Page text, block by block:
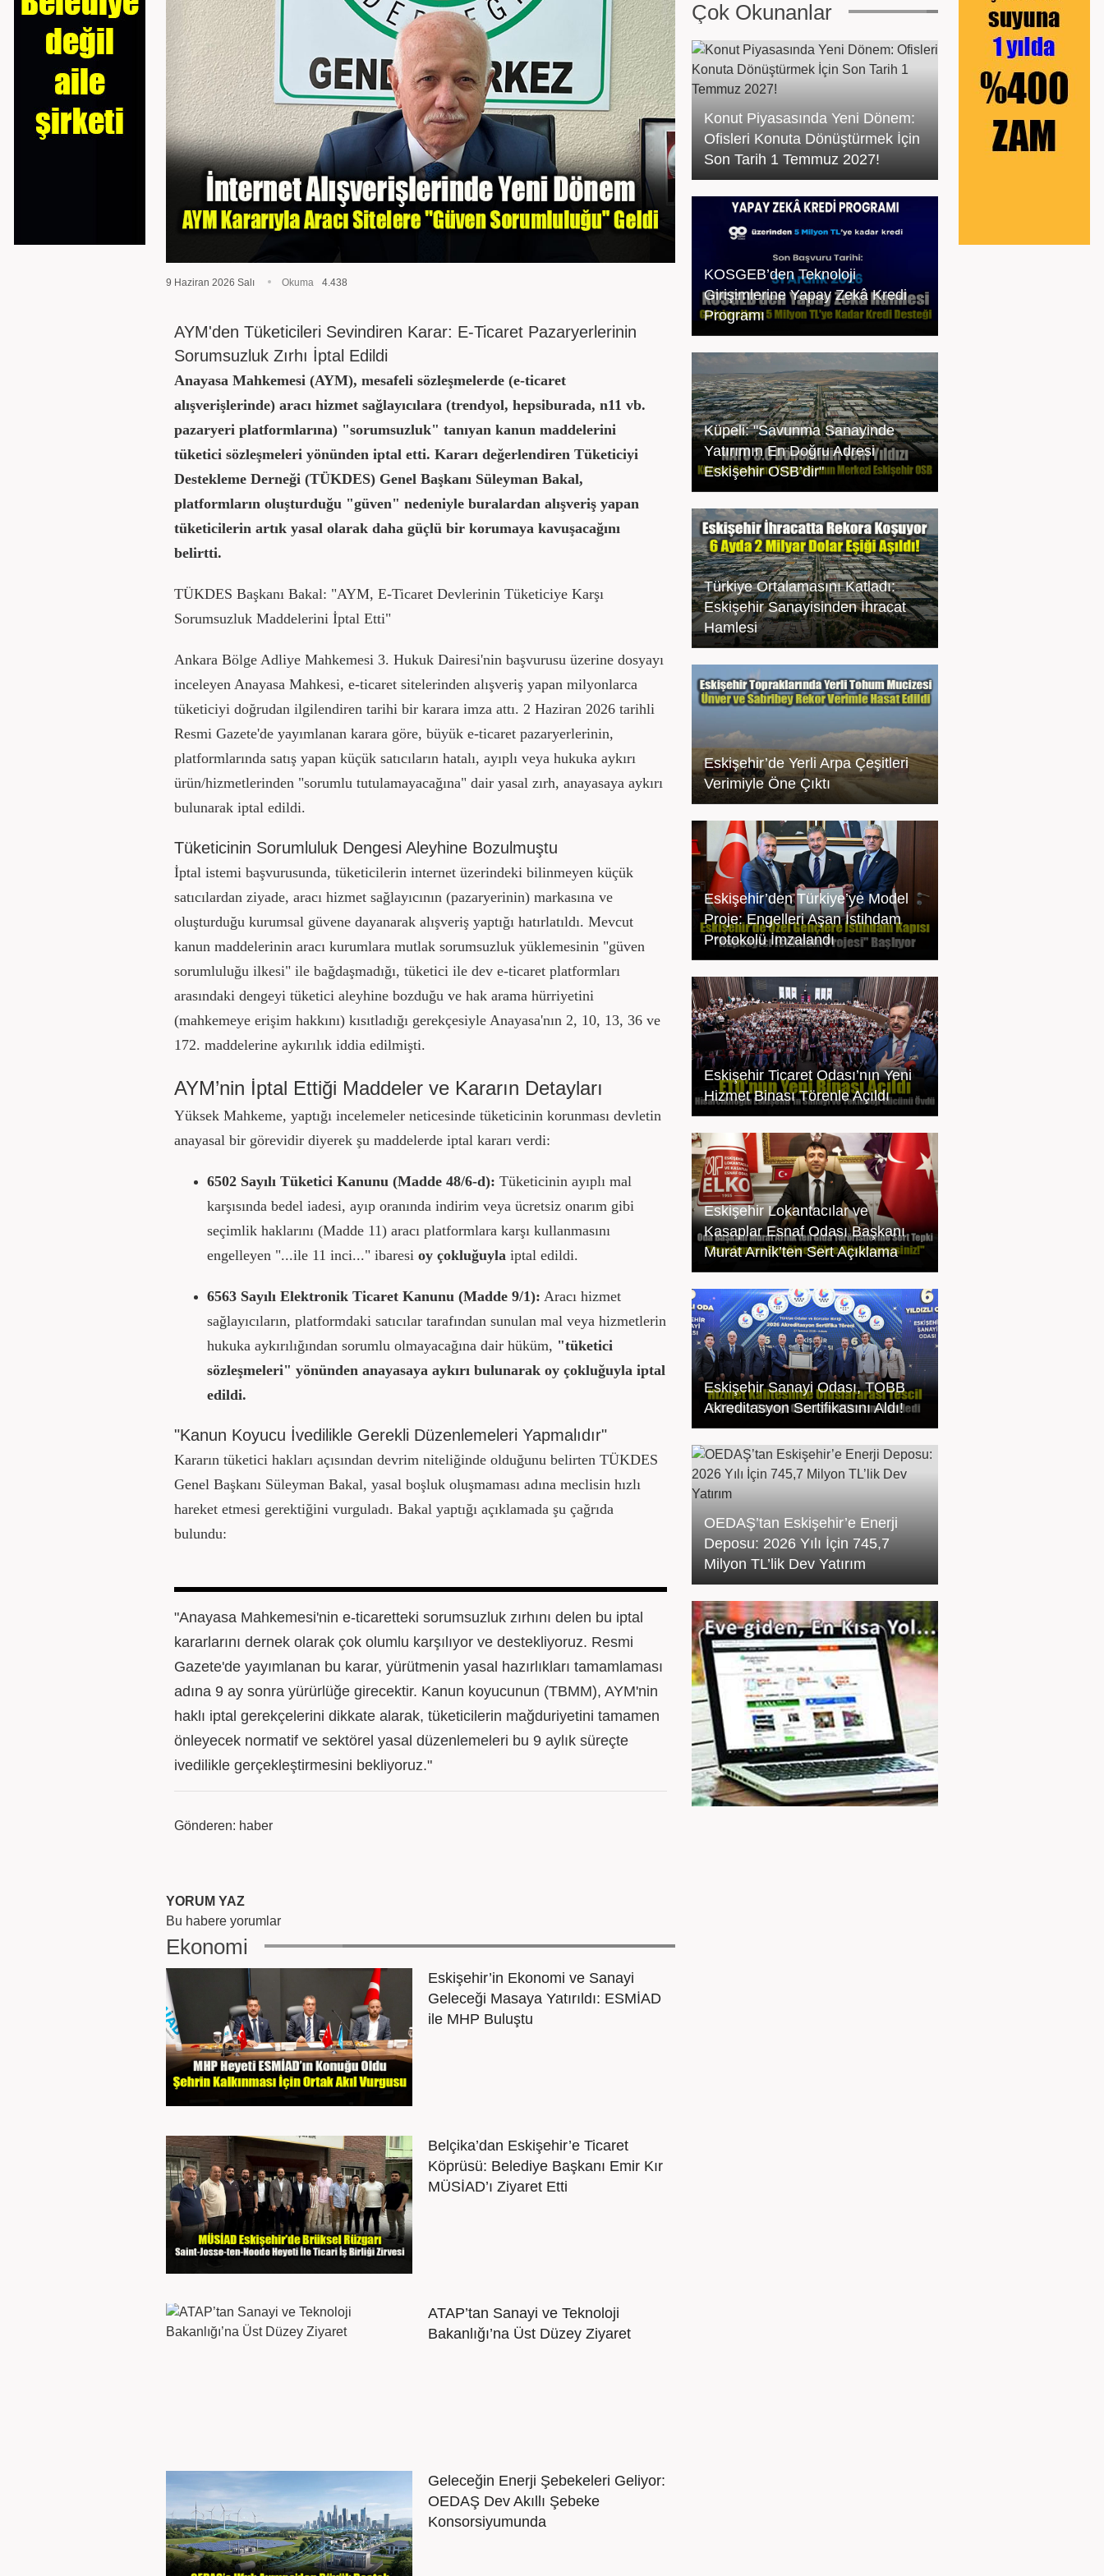
9 Haziran 2026 Salı Okuma 4.438
AYM'den Tüketicileri Sevindiren Karar: E-Ticaret Pazaryerlerinin
Sorumsuzluk Zırhı İptal Edildi
Anayasa Mahkemesi (AYM), mesafeli sözleşmelerde (e-ticaret
alışverişlerinde) aracı hizmet sağlayıcılara (trendyol, hepsiburada, n11 vb.
pazaryeri platformlarına) "sorumsuzluk" tanıyan kanun maddelerini
tüketici sözleşmeleri yönünden iptal etti. Kararı değerlendiren Tüketiciyi
Destekleme Derneği (TÜKDES) Genel Başkanı Süleyman Bakal,
platformların oluşturduğu "güven" nedeniyle buralardan alışveriş yapan
tüketicilerin artık yasal olarak daha güçlü bir korumaya kavuşacağını
belirtti.
TÜKDES Başkanı Bakal: "AYM, E-Ticaret Devlerinin Tüketiciye Karşı
Sorumsuzluk Maddelerini İptal Etti"
Ankara Bölge Adliye Mahkemesi 3. Hukuk Dairesi'nin başvurusu üzerine dosyayı
inceleyen Anayasa Mahkesi, e-ticaret sitelerinden alışveriş yapan milyonlarca
tüketiciyi doğrudan ilgilendiren tarihi bir karara imza attı. 2 Haziran 2026 tarihli
Resmi Gazete'de yayımlanan karara göre, büyük e-ticaret pazaryerlerinin,
platformlarında satış yapan küçük satıcıların hatalı, ayıplı veya hukuka aykırı
ürün/hizmetlerinden "sorumlu tutulamayacağına" dair yasal zırh, anayasaya aykırı
bulunarak iptal edildi.
Tüketicinin Sorumluluk Dengesi Aleyhine Bozulmuştu
İptal istemi başvurusunda, tüketicilerin internet üzerindeki bilinmeyen küçük
satıcılardan ziyade, aracı hizmet sağlayıcının (pazaryerinin) markasına ve
oluşturduğu kurumsal güvene dayanarak alışveriş yaptığı hatırlatıldı. Mevcut
kanun maddelerinin aracı kurumlara mutlak sorumsuzluk yüklemesinin "güven
sorumluluğu ilkesi" ile bağdaşmadığı, tüketici ile dev e-ticaret platformları
arasındaki dengeyi tüketici aleyhine bozduğu ve hak arama hürriyetini
(mahkemeye erişim hakkını) kısıtladığı gerekçesiyle Anayasa'nın 2, 10, 13, 36 ve
172. maddelerine aykırılık iddia edilmişti.
AYM’nin İptal Ettiği Maddeler ve Kararın Detayları
Yüksek Mahkeme, yaptığı incelemeler neticesinde tüketicinin korunması devletin
anayasal bir görevidir diyerek şu maddelerde iptal kararı verdi:
6502 Sayılı Tüketici Kanunu (Madde 48/6-d): Tüketicinin ayıplı mal
karşısında bedel iadesi, ayıp oranında indirim veya ücretsiz onarım gibi
seçimlik haklarını (Madde 11) aracı platformlara karşı kullanmasını
engelleyen "...ile 11 inci..." ibaresi oy çokluğuyla iptal edildi.
6563 Sayılı Elektronik Ticaret Kanunu (Madde 9/1): Aracı hizmet
sağlayıcıların, platformdaki satıcılar tarafından sunulan mal veya hizmetlerin
hukuka aykırılığından sorumlu olmayacağına dair hüküm, "tüketici
sözleşmeleri" yönünden anayasaya aykırı bulunarak oy çokluğuyla iptal
edildi.
"Kanun Koyucu İvedilikle Gerekli Düzenlemeleri Yapmalıdır"
Kararın tüketici hakları açısından devrim niteliğinde olduğunu belirten TÜKDES
Genel Başkanı Süleyman Bakal, yasal boşluk oluşmaması adına meclisin hızlı
hareket etmesi gerektiğini vurguladı. Bakal yaptığı açıklamada şu çağrıda
bulundu:
"Anayasa Mahkemesi'nin e-ticaretteki sorumsuzluk zırhını delen bu iptal
kararlarını dernek olarak çok olumlu karşılıyor ve destekliyoruz. Resmi
Gazete'de yayımlanan bu karar, yürütmenin yasal hazırlıkları tamamlaması
adına 9 ay sonra yürürlüğe girecektir. Kanun koyucunun (TBMM), AYM'nin
haklı iptal gerekçelerini dikkate alarak, tüketicilerin mağduriyetini tamamen
önleyecek normatif ve sektörel yasal düzenlemeleri bu 9 aylık süreçte
ivedilikle gerçekleştirmesini bekliyoruz."
Gönderen: haber
YORUM YAZ
Bu habere yorumlar
Ekonomi
Eskişehir’in Ekonomi ve Sanayi
Geleceği Masaya Yatırıldı: ESMİAD
ile MHP Buluştu
Belçika’dan Eskişehir’e Ticaret
Köprüsü: Belediye Başkanı Emir Kır
MÜSİAD’ı Ziyaret Etti
ATAP’tan Sanayi ve Teknoloji
Bakanlığı’na Üst Düzey Ziyaret
Geleceğin Enerji Şebekeleri Geliyor:
OEDAŞ Dev Akıllı Şebeke
Konsorsiyumunda
Çok Okunanlar
Konut Piyasasında Yeni Dönem:
Ofisleri Konuta Dönüştürmek İçin
Son Tarih 1 Temmuz 2027!
KOSGEB’den Teknoloji
Girişimlerine Yapay Zekâ Kredi
Programı
Küpeli: "Savunma Sanayinde
Yatırımın En Doğru Adresi
Eskişehir OSB’dir"
Türkiye Ortalamasını Katladı:
Eskişehir Sanayisinden İhracat
Hamlesi
Eskişehir’de Yerli Arpa Çeşitleri
Verimiyle Öne Çıktı
Eskişehir’den Türkiye’ye Model
Proje: Engelleri Aşan İstihdam
Protokolü İmzalandı
Eskişehir Ticaret Odası’nın Yeni
Hizmet Binası Törenle Açıldı
Eskişehir Lokantacılar ve
Kasaplar Esnaf Odası Başkanı
Murat Arnik’ten Sert Açıklama
Eskişehir Sanayi Odası, TOBB
Akreditasyon Sertifikasını Aldı!
OEDAŞ’tan Eskişehir’e Enerji
Deposu: 2026 Yılı İçin 745,7
Milyon TL’lik Dev Yatırım